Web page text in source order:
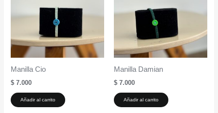
Manilla Cio
$ 7.000
Añadir al carrito
Manilla Damian
$ 7.000
Añadir al carrito